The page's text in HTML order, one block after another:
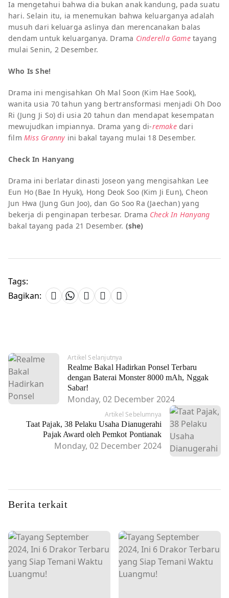
Ia mengetahui bahwa dia bukan anak kandung, pada suatu
hari. Selain itu, ia menemukan bahwa keluarganya adalah
musuh dari keluarga aslinya dan merencanakan balas
dendam untuk keluarganya. Drama Cinderella Gametayang
mulai Senin, 2 Desember.
Who Is She!
Drama ini mengisahkan Oh Mal Soon (Kim Hae Sook),
wanita usia 70 tahun yang bertransformasi menjadi Oh Doo
Ri (Jung Ji So) di usia 20 tahun dan mendapat kesempatan
mewujudkan impiannya. Drama yang di-remakedari
filmMiss Granny ini bakal tayang mulai 18 Desember.
Check In Hanyang
Drama ini berlatar dinasti Joseon yang mengisahkan Lee
Eun Ho (Bae In Hyuk), Hong Deok Soo (Kim Ji Eun), Cheon
Jun Hwa (Jung Gun Joo), dan Go Soo Ra (Jaechan) yang
bekerja di penginapan terbesar. Drama Check In Hanyang
bakal tayang pada 21 Desember. (she)
Tags:
Bagikan:
Artikel Selanjutnya
Realme Bakal Hadirkan Ponsel Terbaru
dengan Baterai Monster 8000 mAh, Nggak
Sabar!
Monday, 02 December 2024
Artikel Sebelumnya
Taat Pajak, 38 Pelaku Usaha Dianugerahi
Pajak Award oleh Pemkot Pontianak
Monday, 02 December 2024
Berita terkait